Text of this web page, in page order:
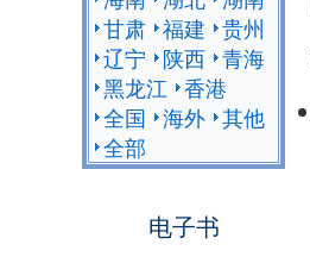
甘肃 福建 贵州
辽宁
陕西 青海
黑龙江 香港
全国 海外 其他
全部
电子书